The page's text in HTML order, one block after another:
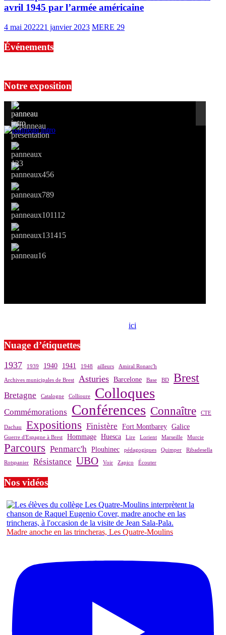
avril 1945 par l’armée américaine
4 mai 202221 janvier 2023 MERE 29
Événements
Notre exposition
ici
Nuage d’étiquettes
1937 1939 1940 1941 1948 ailleurs Amiral Ronarc'h
Archives municipales de Brest Asturies Barcelone Base BD Brest
Bretagne Catalogne Collioure Colloques
Commémorations Conférences Connaître CTE
Dachau Expositions Finistère Fort Montbarey Galice
Guerre d'Espagne à Brest Hommage Huesca Lire Lorient Marseille Murcie
Parcours Penmarc'h Plouhinec pédagogiques Quimper Ribadesella
Rotspanier Résistance UBO Voir Zapico Écouter
Nos vidéos
Madre anoche en las trincheras, Les Quatre-Moulins